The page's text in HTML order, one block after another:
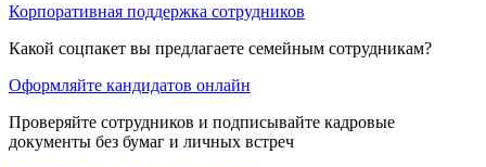
Корпоративная поддержка сотрудников
Какой соцпакет вы предлагаете семейным сотрудникам?
Оформляйте кандидатов онлайн
Проверяйте сотрудников и подписывайте кадровые
документы без бумаг и личных встреч